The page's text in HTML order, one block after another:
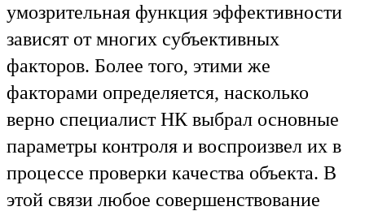
умозрительная функция эффективности
зависят от многих субъективных
факторов. Более того, этими же
факторами определяется, насколько
верно специалист НК выбрал основные
параметры контроля и воспроизвел их в
процессе проверки качества объекта. В
этой связи любое совершенствование